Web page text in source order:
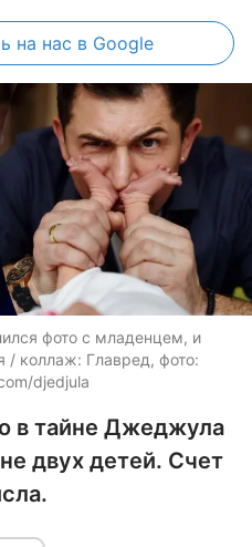
на нас в Google
фото с младенцем, и
/ коллаж: Главред, фото:
djedjula
в тайне Джеджула
двух детей. Счет